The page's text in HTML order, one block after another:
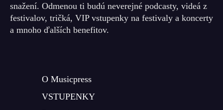
snažení. Odmenou ti budú neverejné podcasty, videá z
festivalov, tričká, VIP vstupenky na festivaly a koncerty
a mnoho ďalších benefitov.
O Musicpress
VSTUPENKY